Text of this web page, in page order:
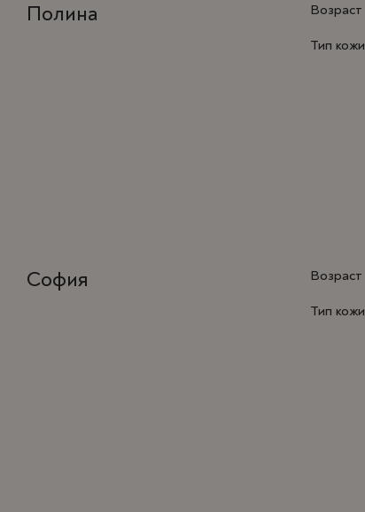
Полина Возраст
Тип кожи
София Возраст
Тип кожи